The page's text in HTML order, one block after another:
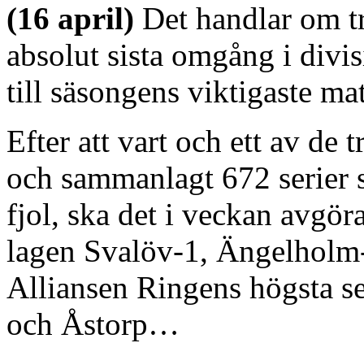
(16 april) Det handlar om
absolut sista omgång i
till säsongens viktigaste
Efter att vart och ett av de
och sammanlagt 672
fjol, ska det i veckan
lagen Svalöv-1,
Alliansen Ringens högsta
och Åstorp…